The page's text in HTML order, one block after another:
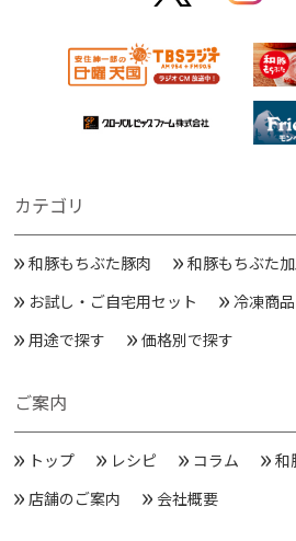
カテゴリ
和豚もちぶた豚肉 和豚もちぶた
お試し・ご自宅用セット
冷凍商品
用途で探す
価格別で探す
ご案内
トップ レシピ コラム
和
店舗のご案内
会社概要